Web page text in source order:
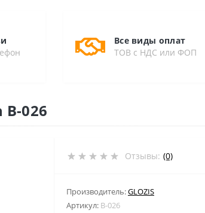
Все виды оплат
ТОВ с НДС или ФОП
026
Отзывы: (0)
Производитель:GLOZIS
Артикул: B-026